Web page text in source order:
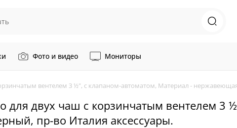
Фото и видео Мониторы
вентелем 3 ½", с клапаном-автоматом, Материал -
для двух чаш с корзинчатым вентелем 3
пр-во Италия аксессуары.